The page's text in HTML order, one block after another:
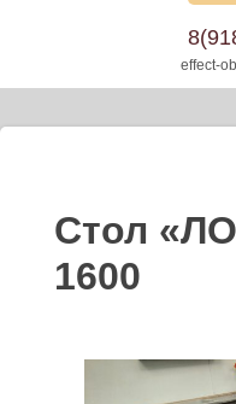
effect-
Стол
1600